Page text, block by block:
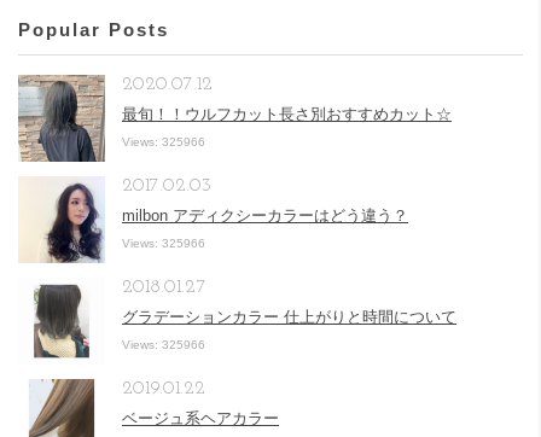
Popular Posts
最旬！！ウルフカット長さ別おすすめカット☆
2020.07.12
Views: 325966
milbon アディクシーカラーはどう違う？
2017.02.03
Views: 325966
グラデーションカラー 仕上がりと時間について
2018.01.27
Views: 325966
ベージュ系ヘアカラー
2019.01.22